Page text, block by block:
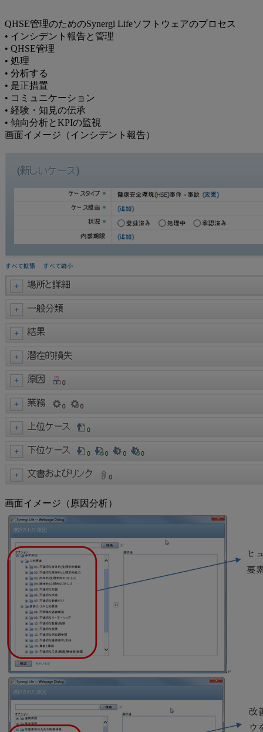
QHSE管理のためのSynergi Lifeソフトウェアのプロセス
• インシデント報告と管理
• QHSE管理
• 処理
• 分析する
• 是正措置
• コミュニケーション
• 経験・知見の伝承
• 傾向分析とKPIの監視
画面イメージ（インシデント報告）
画面イメージ（原因分析）